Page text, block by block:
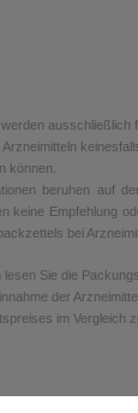
ausschließlich
können.
beruhen auf
keine Empfehlung
bei
Sie die
der
im Vergleich